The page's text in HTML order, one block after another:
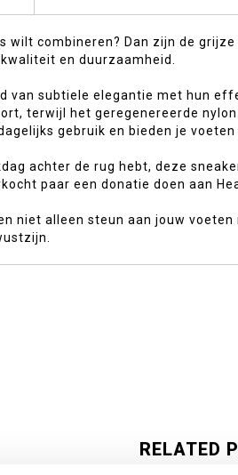
combineren? Dan zijn de
en duurzaamheid.
van subtiele elegantie met hun
terwijl het geregenereerde
gebruik en bieden je
achter de rug hebt, deze
paar een donatie doen aan
niet alleen steun aan jouw
RELATED